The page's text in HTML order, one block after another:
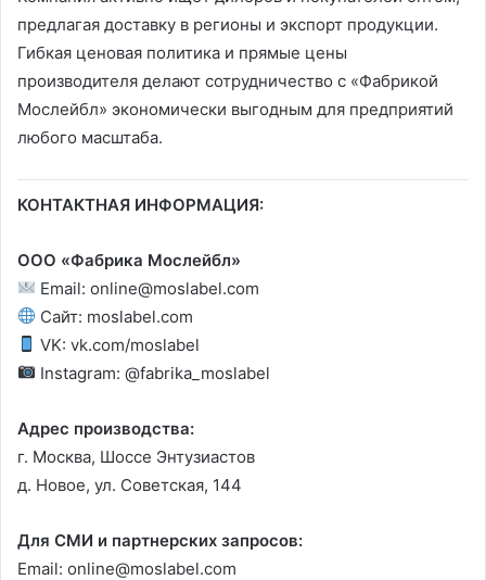
предлагая доставку в регионы и экспорт продукции.
Гибкая ценовая политика и прямые цены
производителя делают сотрудничество с «Фабрикой
Мослейбл» экономически выгодным для предприятий
любого масштаба.
КОНТАКТНАЯ ИНФОРМАЦИЯ:
ООО «Фабрика Мослейбл»
Email: online@moslabel.com
Сайт: moslabel.com
VK: vk.com/moslabel
Instagram: @fabrika_moslabel
Адрес производства:
г. Москва, Шоссе Энтузиастов
д. Новое, ул. Советская, 144
Для СМИ и партнерских запросов:
Email: online@moslabel.com